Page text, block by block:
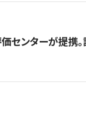
センターが提携